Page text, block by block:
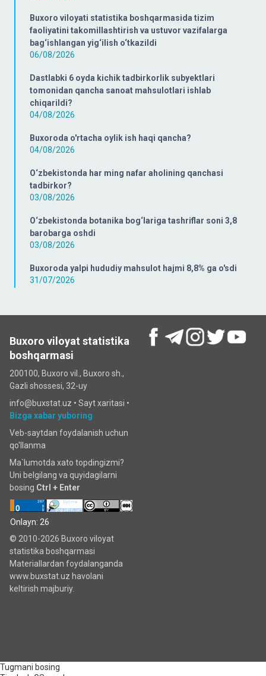
Buxoro viloyati statistika boshqarmasida tizim
faoliyatini takomillashtirish va ustuvor vazifalarga
bag‘ishlangan yig‘ilish o‘tkazildi
06/08/2026
Dastlabki 6 oyda kichik tadbirkorlik subyektlari
tomonidan qancha sanoat mahsulotlari ishlab
chiqarildi?
04/08/2026
Buxoroda o'rtacha oylik ish haqi qancha?
04/08/2026
O‘zbekistonda har ming nafar aholining qanchasi
tadbirkor?
03/08/2026
O‘zbekistonda botanika bog‘lariga tashriflar soni 3,8
barobarga oshdi
03/08/2026
Buxoroda yalpi hududiy mahsulot hajmi 8,8% ga o'sdi
31/07/2026
Buxoro viloyat statistika
boshqarmasi
200100, Buxoro vil., Buxoro sh.,
Gazli shossesi, 32-uy
info@buxstat.uz • Sayt xaritasi •
Bizga xabar yuboring
Veb-saytdan foydalanish uchun
qo'llanma
Ma`lumotda xato topdingizmi?
Uni belgilang va quyidagilarni
bosing Ctrl + Enter
Onlayn: 26
© 2010-2026 Buxoro viloyat
statistika boshqarmasi
Materiallardan foydalanganda
www.buxstat.uz havolani
keltirish majburiy.
Tugmani bosing